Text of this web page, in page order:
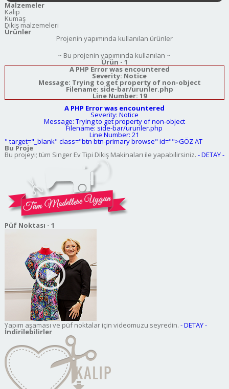
Malzemeler
Kalıp
Kumaş
Dikiş malzemeleri
Ürünler
Projenin yapımında kullanılan ürünler
~ Bu projenin yapımında kullanılan ~
Ürün - 1
A PHP Error was encountered
Severity: Notice
Message: Trying to get property of non-object
Filename: side-bar/urunler.php
Line Number: 19
A PHP Error was encountered
Severity: Notice
Message: Trying to get property of non-object
Filename: side-bar/urunler.php
Line Number: 21
" target="_blank" class="btn btn-primary browse" id="">GÖZ AT
Bu Proje
Bu projeyi; tüm Singer Ev Tipi Dikiş Makinaları ile yapabilirsiniz. - DETAY -
Püf Noktası - 1
Yapım aşaması ve püf noktalar için videomuzu seyredin. - DETAY -
İndirilebilirler